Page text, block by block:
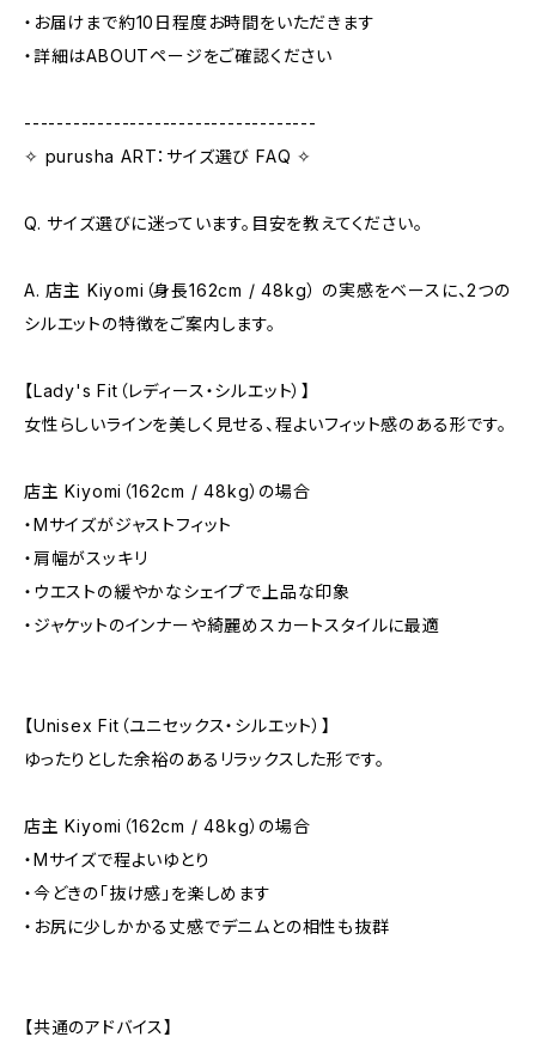
・お届けまで約10日程度お時間をいただきます
・詳細はABOUTページをご確認ください
------------------------------------
✧ purusha ART：サイズ選び FAQ ✧
Q. サイズ選びに迷っています。目安を教えてください。
A. 店主 Kiyomi（身長162cm / 48kg） の実感をベースに、2つの
シルエットの特徴をご案内します。
【Lady's Fit（レディース・シルエット）】
女性らしいラインを美しく見せる、程よいフィット感のある形です。
店主 Kiyomi（162cm / 48kg）の場合
・Mサイズがジャストフィット
・肩幅がスッキリ
・ウエストの緩やかなシェイプで上品な印象
・ジャケットのインナーや綺麗めスカートスタイルに最適
【Unisex Fit（ユニセックス・シルエット）】
ゆったりとした余裕のあるリラックスした形です。
店主 Kiyomi（162cm / 48kg）の場合
・Mサイズで程よいゆとり
・今どきの「抜け感」を楽しめます
・お尻に少しかかる丈感でデニムとの相性も抜群
【共通のアドバイス】